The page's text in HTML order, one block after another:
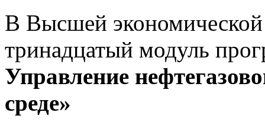
В Высшей
тринадцатый модуль
Управление
среде»